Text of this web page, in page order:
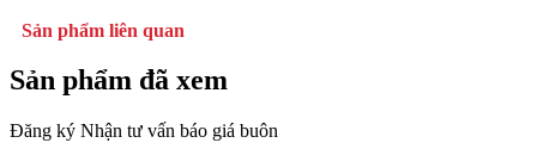
Sản phẩm liên quan
Sản phẩm đã xem
Đăng ký Nhận tư vấn báo giá buôn